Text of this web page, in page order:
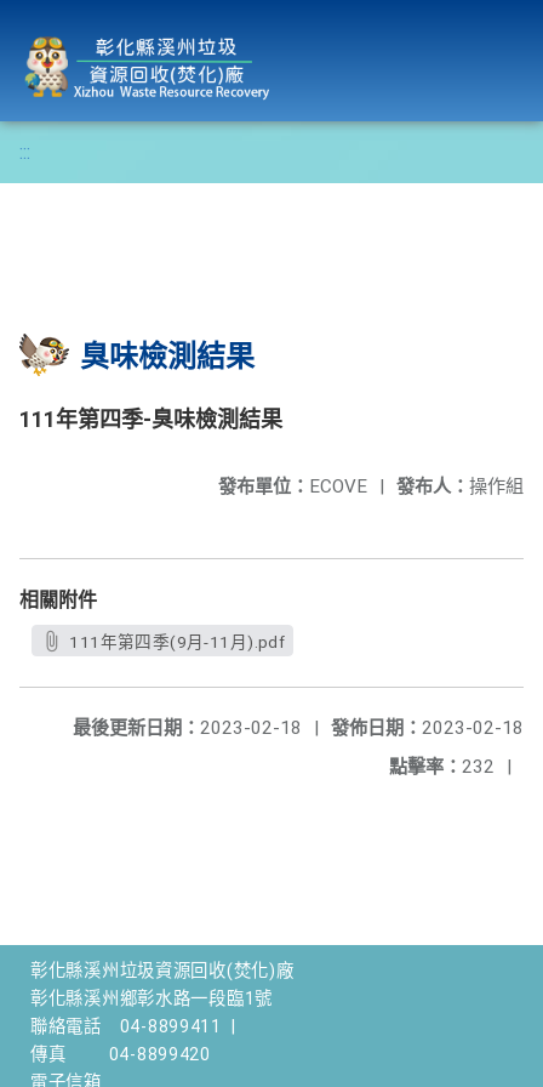
:::
臭味檢測結果
111年第四季-臭味檢測結果
發布人： 操作組
發布單位： ECOVE |
相關附件
111年第四季(9月-11月).pdf
發佈日期： 2023-02-18
最後更新日期： 2023-02-18
|
點擊率： 232 |
彰化縣溪州垃圾資源回收(焚化)廠
彰化縣溪州鄉彰水路一段臨1號
聯絡電話
04-8899411
傳真
04-8899420
電子信箱